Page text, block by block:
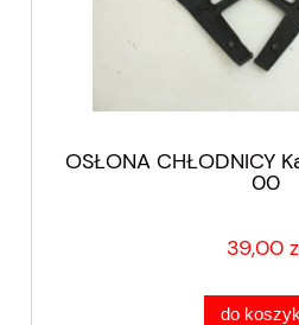
OSŁONA CHŁODNICY
00
39,00
do